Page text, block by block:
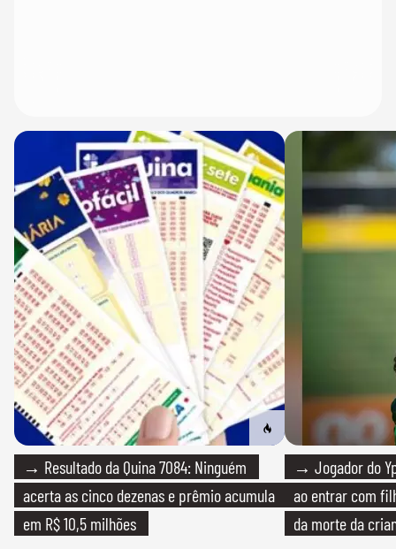
→ Resultado da Quina 7084: Ninguém
acerta as cinco dezenas e prêmio acumula
em R$ 10,5 milhões
→ Jogador do
ao entrar com
da morte da